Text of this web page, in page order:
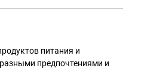
питания и
предпочтениями и